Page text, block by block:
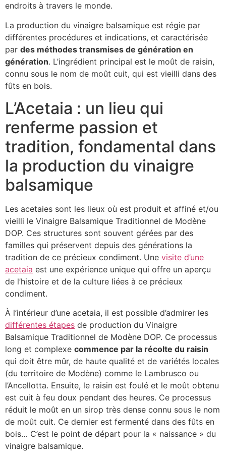
endroits à travers le monde.
La production du vinaigre balsamique est régie par
différentes procédures et indications, et caractérisée
par des méthodes transmises de génération en
génération. L’ingrédient principal est le moût de raisin,
connu sous le nom de moût cuit, qui est vieilli dans des
fûts en bois.
L’Acetaia : un lieu qui
renferme passion et
tradition, fondamental dans
la production du vinaigre
balsamique
Les acetaies sont les lieux où est produit et affiné et/ou
vieilli le Vinaigre Balsamique Traditionnel de Modène
DOP. Ces structures sont souvent gérées par des
familles qui préservent depuis des générations la
tradition de ce précieux condiment. Une visite d’une
acetaia est une expérience unique qui offre un aperçu
de l’histoire et de la culture liées à ce précieux
condiment.
À l’intérieur d’une acetaia, il est possible d’admirer les
différentes étapes de production du Vinaigre
Balsamique Traditionnel de Modène DOP. Ce processus
long et complexe commence par la récolte du raisin
qui doit être mûr, de haute qualité et de variétés locales
(du territoire de Modène) comme le Lambrusco ou
l’Ancellotta. Ensuite, le raisin est foulé et le moût obtenu
est cuit à feu doux pendant des heures. Ce processus
réduit le moût en un sirop très dense connu sous le nom
de moût cuit. Ce dernier est fermenté dans des fûts en
bois… C’est le point de départ pour la « naissance » du
vinaigre balsamique.